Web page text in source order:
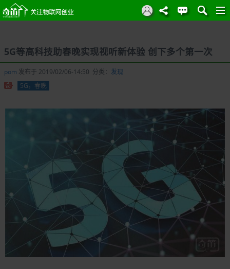
5G等高科技助春晚实现视听新体验 创下多个第一次
pom 发布于 2019/02/06-14:50 分类： 发现
5G，春晚